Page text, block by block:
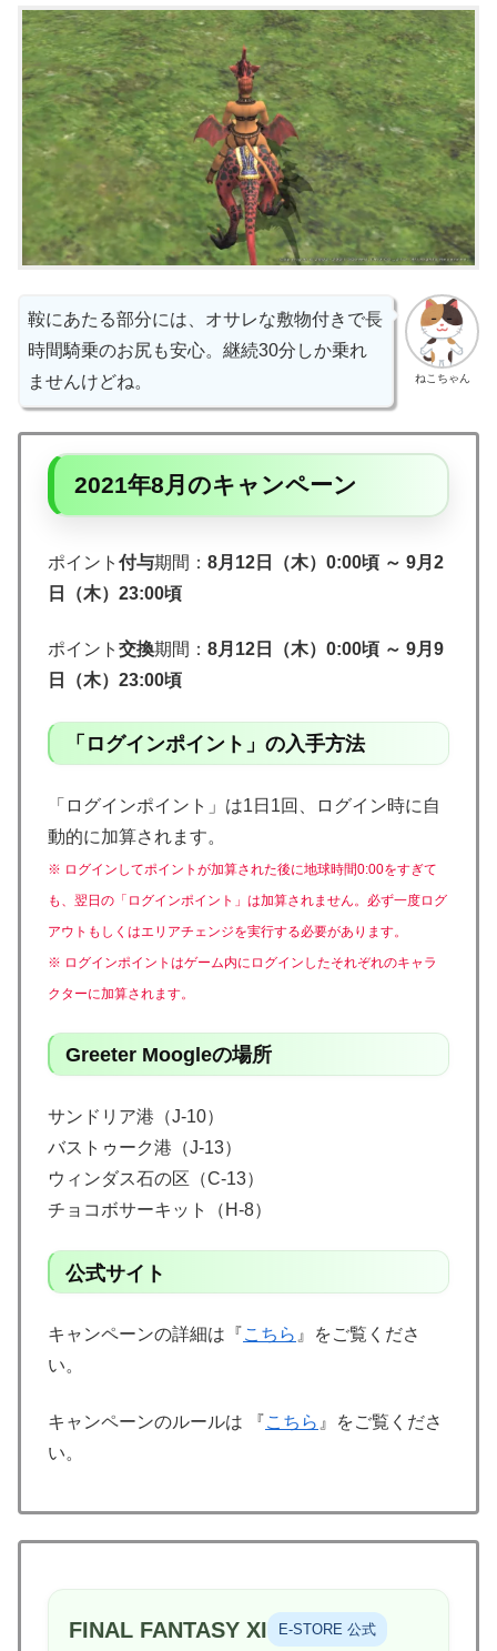
ねこちゃん
鞍にあたる部分には、オサレな敷物付きで長
時間騎乗のお尻も安心。継続30分しか乗れ
ませんけどね。
2021年8月のキャンペーン
ポイント 付与期間： 8月12日（木）0:00頃 ～ 9月2
日（木）23:00頃
ポイント 交換期間： 8月12日（木）0:00頃 ～ 9月9
日（木）23:00頃
「ログインポイント」の入手方法
「ログインポイント」は1日1回、ログイン時に自
動的に加算されます。
※ ログインしてポイントが加算された後に地球時間0:00をすぎて
も、翌日の「ログインポイント」は加算されません。必ず一度ログ
アウトもしくはエリアチェンジを実行する必要があります。
※ ログインポイントはゲーム内にログインしたそれぞれのキャラ
クターに加算されます。
Greeter Moogleの場所
サンドリア港（J-10）
バストゥーク港（J-13）
ウィンダス石の区（C-13）
チョコボサーキット（H-8）
公式サイト
キャンペーンの詳細は『こちら 』をご覧くださ
い。
キャンペーンのルールは 『こちら 』をご覧くださ
い。
FINAL FANTASY XI E-STORE 公式